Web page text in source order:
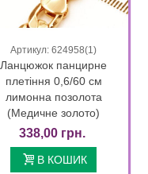
Артикул: 624958(1)
Ланцюжок панцирне
плетіння 0,6/60 см
лимонна позолота
(Медичне золото)
338,00 грн.
В КОШИК